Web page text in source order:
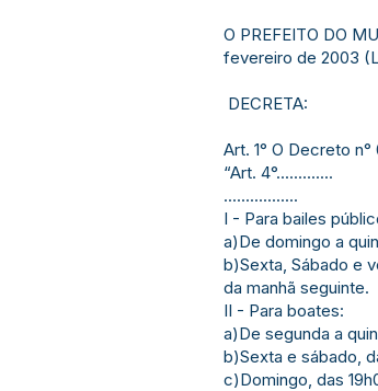
O PREFEITO DO
fevereiro de 2003
DECRETA:
Art. 1° O Decreto
“Art. 4°.............
.................
I - Para bailes
a)De domingo a
b)Sexta, Sábado e
da manhã seguinte.
II - Para boates:
a)De segunda a
b)Sexta e sábado,
c)Domingo, das